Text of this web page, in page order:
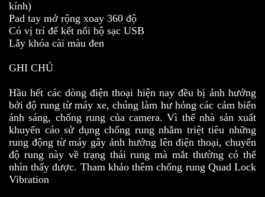
kính)
Pad tay mở rộng xoay 360 độ
Có vị trí để kết nối bộ sạc USB
Lẫy khóa cài màu đen
GHI CHÚ
Hầu hết các dòng điện thoại hiện nay đều bị ảnh hưởng
bởi độ rung từ máy xe, chúng làm hư hỏng các cảm biến
ánh sáng, chống rung của camera. Vì thế nhà sản xuất
khuyến cáo sử dụng chống rung nhằm triệt tiêu những
rung động từ máy gây ảnh hưởng lên điện thoại, chuyển
độ rung này về trạng thái rung mà mắt thường có thể
nhìn thấy được. Tham khảo thêm chống rung Quad Lock
Vibration